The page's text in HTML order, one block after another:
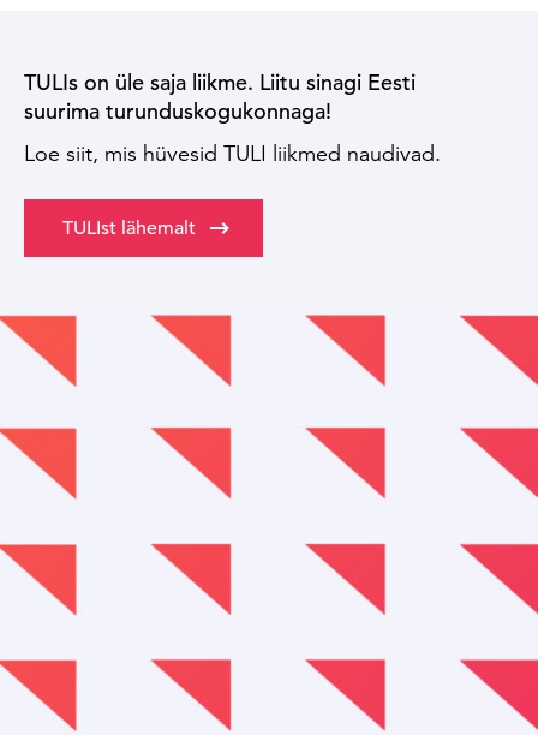
TULIs on üle saja liikme. Liitu sinagi Eesti
suurima turunduskogukonnaga!
Loe siit, mis hüvesid TULI liikmed naudivad.
TULIst lähemalt